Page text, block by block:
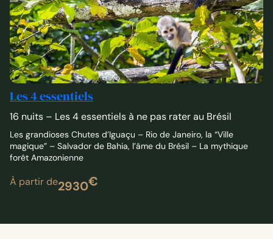
Les 4 essentiels
16 nuits – Les 4 essentiels à ne pas rater au Brésil
Les grandioses Chutes d’Iguaçu – Rio de Janeiro, la “Ville
magique” – Salvador de Bahia, l’âme du Brésil – La mythique
forêt Amazonienne
À partir de2930€